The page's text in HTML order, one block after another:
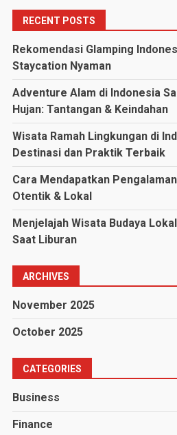
RECENT POSTS
Rekomendasi Glamping
Staycation Nyaman
Adventure Alam di Indonesia
Hujan: Tantangan & Keindahan
Wisata Ramah Lingkungan di
Destinasi dan Praktik Terbaik
Cara Mendapatkan
Otentik & Lokal
Menjelajah Wisata Budaya
Saat Liburan
ARCHIVES
November 2025
October 2025
CATEGORIES
Business
Finance